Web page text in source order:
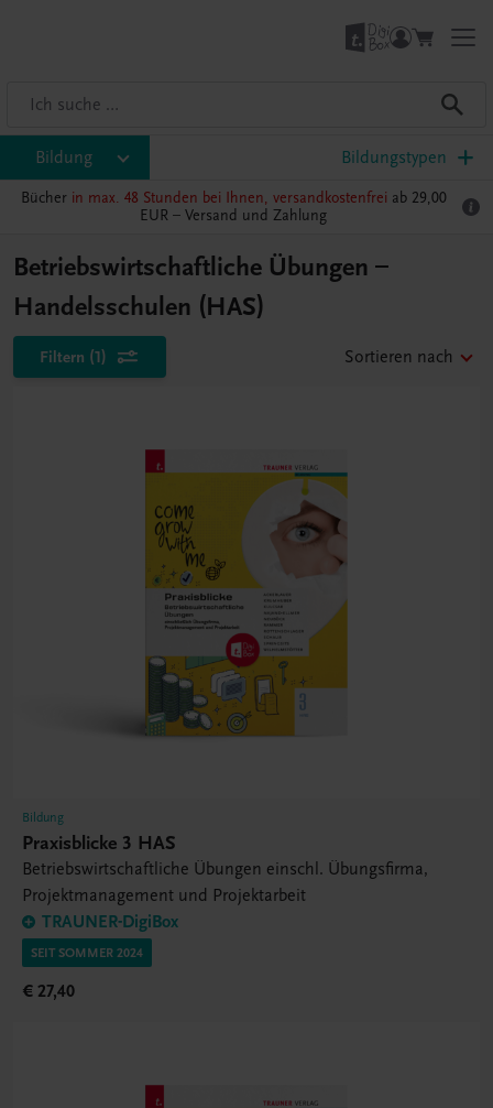
Bildung Bildungstypen
Bücher in max. 48 Stunden bei Ihnen, versandkostenfrei ab 29,00
EUR – Versand und Zahlung
Betriebswirtschaftliche Übungen –
Handelsschulen (HAS)
Filtern (1) Sortieren nach
Bildung
Praxisblicke 3 HAS
Betriebswirtschaftliche Übungen einschl. Übungsfirma,
Projektmanagement und Projektarbeit
TRAUNER-DigiBox
SEIT SOMMER 2024
€ 27,40